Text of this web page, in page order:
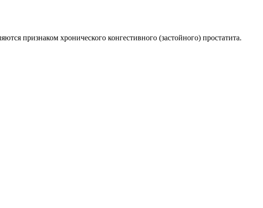
признаком хронического конгестивного (застойного) простатита.